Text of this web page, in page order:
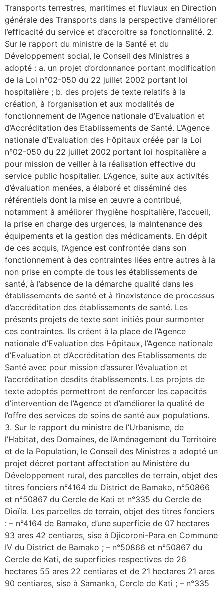
Transports terrestres, maritimes et fluviaux en Direction
générale des Transports dans la perspective d’améliorer
l’efficacité du service et d’accroitre sa fonctionnalité. 2.
Sur le rapport du ministre de la Santé et du
Développement social, le Conseil des Ministres a
adopté : a. un projet d’ordonnance portant modification
de la Loi n°02-050 du 22 juillet 2002 portant loi
hospitalière ; b. des projets de texte relatifs à la
création, à l’organisation et aux modalités de
fonctionnement de l’Agence nationale d’Evaluation et
d’Accréditation des Etablissements de Santé. L’Agence
nationale d’Evaluation des Hôpitaux créée par la Loi
n°02-050 du 22 juillet 2002 portant loi hospitalière a
pour mission de veiller à la réalisation effective du
service public hospitalier. L’Agence, suite aux activités
d’évaluation menées, a élaboré et disséminé des
référentiels dont la mise en œuvre a contribué,
notamment à améliorer l’hygiène hospitalière, l’accueil,
la prise en charge des urgences, la maintenance des
équipements et la gestion des médicaments. En dépit
de ces acquis, l’Agence est confrontée dans son
fonctionnement à des contraintes liées entre autres à la
non prise en compte de tous les établissements de
santé, à l’absence de la démarche qualité dans les
établissements de santé et à l’inexistence de processus
d’accréditation des établissements de santé. Les
présents projets de texte sont initiés pour surmonter
ces contraintes. Ils créent à la place de l’Agence
nationale d’Evaluation des Hôpitaux, l’Agence nationale
d’Evaluation et d’Accréditation des Etablissements de
Santé avec pour mission d’assurer l’évaluation et
l’accréditation desdits établissements. Les projets de
texte adoptés permettront de renforcer les capacités
d’intervention de l’Agence et d’améliorer la qualité de
l’offre des services de soins de santé aux populations.
3. Sur le rapport du ministre de l’Urbanisme, de
l’Habitat, des Domaines, de l’Aménagement du Territoire
et de la Population, le Conseil des Ministres a adopté un
projet décret portant affectation au Ministère du
Développement rural, des parcelles de terrain, objet des
titres fonciers n°4164 du District de Bamako, n°50866
et n°50867 du Cercle de Kati et n°335 du Cercle de
Dioïla. Les parcelles de terrain, objet des titres fonciers
: – n°4164 de Bamako, d’une superficie de 07 hectares
93 ares 42 centiares, sise à Djicoroni-Para en Commune
IV du District de Bamako ; – n°50866 et n°50867 du
Cercle de Kati, de superficies respectives de 26
hectares 55 ares 22 centiares et de 21 hectares 21 ares
90 centiares, sise à Samanko, Cercle de Kati ; – n°335